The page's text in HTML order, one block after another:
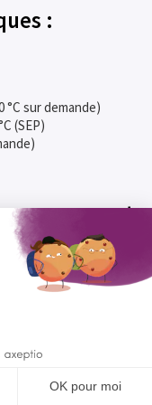
:
°C sur demande)
(SEP)
en utilisation stérile
ou
(conforme aux